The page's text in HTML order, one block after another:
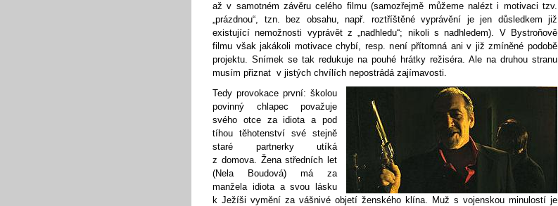
až v samotném závěru celého filmu (samozřejmě můžeme nalézt i motivaci tzv.
„prázdnou“, tzn. bez obsahu, např. roztříštěné vyprávění je jen důsledkem již
existující nemožnosti vyprávět z „nadhledu“; nikoli s nadhledem). V Bystroňově
filmu však jakákoli motivace chybí, resp. není přítomná ani v již zmíněné podobě
projektu. Snímek se tak redukuje na pouhé hrátky režiséra. Ale na druhou stranu
musím přiznat v jistých chvílích nepostrádá zajímavosti.
Tedy provokace první: školou
povinný chlapec považuje
svého otce za idiota a pod
tíhou těhotenství své stejně
staré partnerky utíká
z domova. Žena středních let
(Nela Boudová) má za
manžela idiota a svou lásku
k Ježíši vymění za vášnivé objetí ženského klína. Muž s vojenskou minulostí je